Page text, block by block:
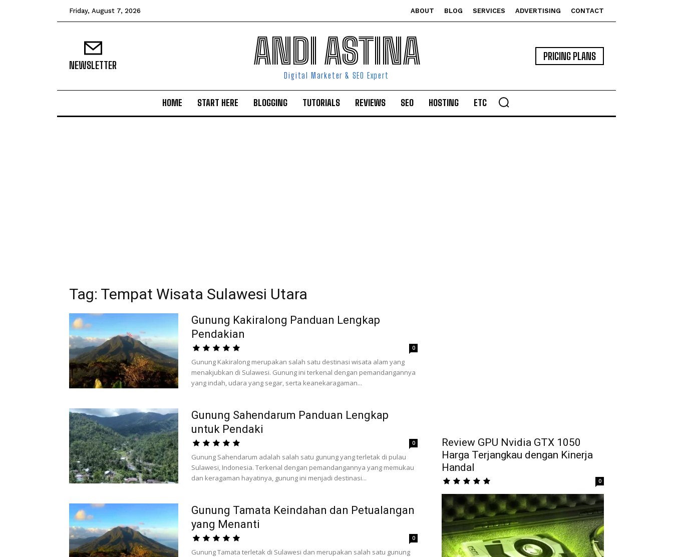
Friday, August 7, 2026 ABOUT BLOG SERVICES ADVERTISING CONTACT
NEWSLETTER ANDI ASTINA
Digital Marketer & SEO Expert
PRICING PLANS
HOME START HERE BLOGGING TUTORIALS REVIEWS SEO HOSTING ETC
Tag: Tempat Wisata Sulawesi Utara
Gunung Kakiralong Panduan Lengkap
Pendakian
0
Gunung Kakiralong merupakan salah satu destinasi wisata alam yang
menakjubkan di Sulawesi. Gunung ini terkenal dengan pemandangannya
yang indah, udara yang segar, serta keanekaragaman...
Gunung Sahendarum Panduan Lengkap
untuk Pendaki
0
Gunung Sahendarum adalah salah satu gunung yang terletak di pulau
Sulawesi, Indonesia. Terkenal dengan pemandangannya yang memukau
dan keragaman hayatinya, gunung ini menjadi destinasi...
Gunung Tamata Keindahan dan Petualangan
yang Menanti
0
Gunung Tamata terletak di Sulawesi dan merupakan salah satu gunung
Review GPU Nvidia GTX 1050
Harga Terjangkau dengan Kinerja
Handal
0